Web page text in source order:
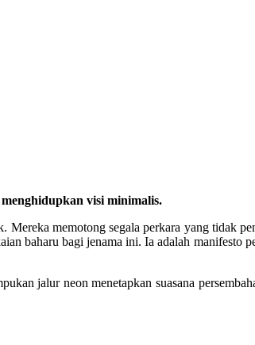
menghidupkan visi minimalis.
memotong segala perkara yang tidak
baharu bagi jenama ini. Ia adalah manifesto
jalur neon menetapkan suasana